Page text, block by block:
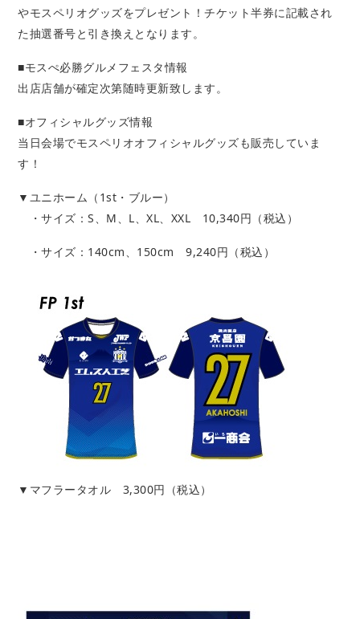
やモスペリオグッズをプレゼント！チケット半券に記載され
た抽選番号と引き換えとなります。
■モスぺ必勝グルメフェスタ情報
出店店舗が確定次第随時更新致します。
■オフィシャルグッズ情報
当日会場でモスペリオオフィシャルグッズも販売していま
す！
▼ユニホーム（1st・ブルー）
・サイズ：S、M、L、XL、XXL 10,340円（税込）
・サイズ：140cm、150cm 9,240円（税込）
▼マフラータオル 3,300円（税込）